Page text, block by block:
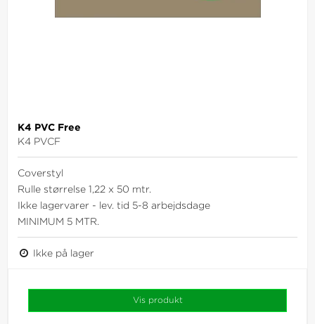
K4 PVC Free
K4 PVCF
Coverstyl
Rulle størrelse 1,22 x 50 mtr.
Ikke lagervarer - lev. tid 5-8 arbejdsdage
MINIMUM 5 MTR.
Ikke på lager
Vis produkt